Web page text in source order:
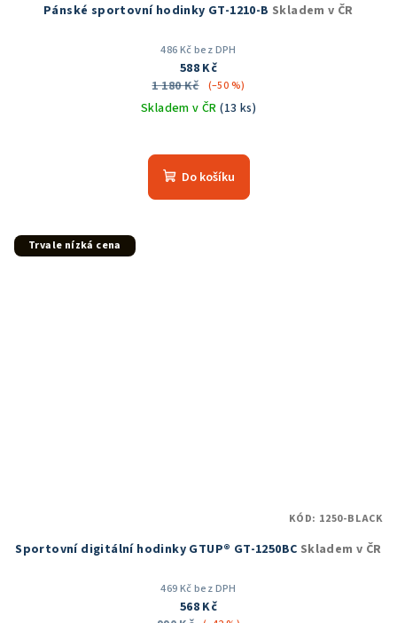
Pánské sportovní hodinky GT-1210-B Skladem v ČR
486 Kč bez DPH
588 Kč
1 180 Kč
(–50 %)
Skladem v ČR(13 ks)
hodnocení
produktu
Do košíku
Trvale nízká cena
Sportovní digitální hodinky GTUP® GT-1250BC Skladem v ČR
469 Kč bez DPH
568 Kč
KÓD: 1250-BLACK